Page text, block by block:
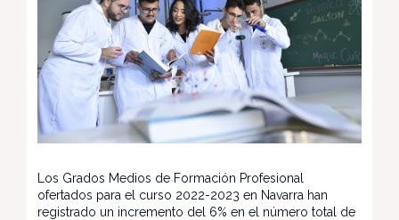
Los Grados Medios de Formación Profesional
ofertados para el curso 2022-2023 en Navarra han
registrado un incremento del 6% en el número total de